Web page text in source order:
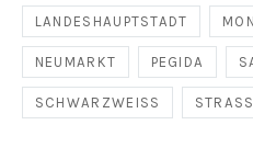
LANDESHAUPTSTADT
NEUMARKT PEGIDA
SCHWARZWEISS